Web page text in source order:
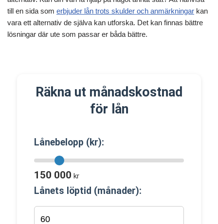
till en sida som erbjuder lån trots skulder och anmärkningar kan
vara ett alternativ de själva kan utforska. Det kan finnas bättre
lösningar där ute som passar er båda bättre.
Räkna ut månadskostnad
för lån
Lånebelopp (kr):
150 000 kr
Lånets löptid (månader):